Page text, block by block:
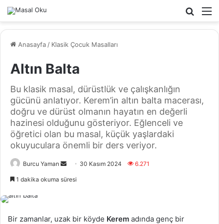
Arama
yap
Anasayfa / Klasik Çocuk Masalları
Altın Balta
Bu klasik masal, dürüstlük ve çalışkanlığın
gücünü anlatıyor. Kerem’in altın balta macerası,
doğru ve dürüst olmanın hayatın en değerli
hazinesi olduğunu gösteriyor. Eğlenceli ve
öğretici olan bu masal, küçük yaşlardaki
okuyuculara önemli bir ders veriyor.
Burcu Yaman
Bir
30 Kasım 2024 6.271
1 dakika okuma süresi
Bir zamanlar, uzak bir köyde Kerem adında genç bir